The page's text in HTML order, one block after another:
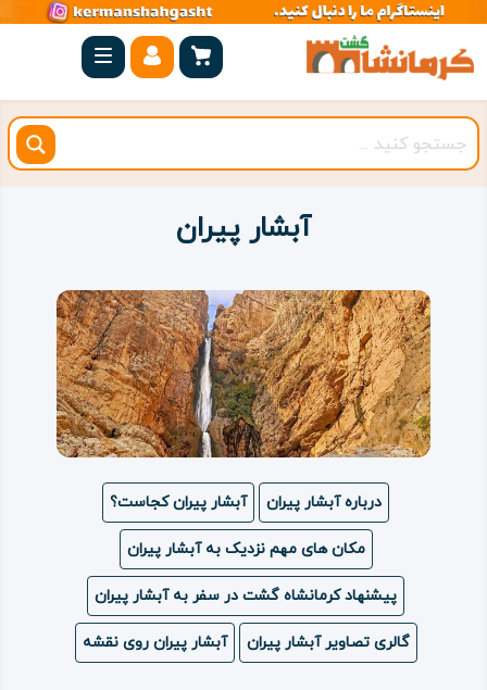
صفحه
اصلی
کرمانشاه
شهرستان
روستاهای
اقامتگاه
آبشار پیران
درباره آبشار پیران آبشار پیران کجاست؟
مکان های مهم نزدیک به آبشار پیران
پیشنهاد کرمانشاه گشت در سفر به آبشار پیران
گالری تصاویر آبشار پیران آبشار پیران روی نقشه